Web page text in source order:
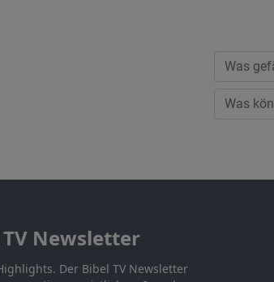
Newsletter
Der Bibel TV Newsletter